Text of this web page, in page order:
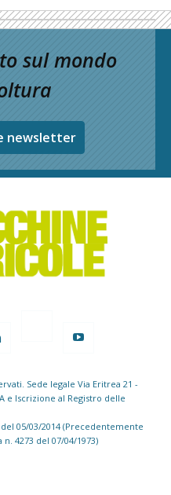
sul mondo
newsletter
Sede legale Via Eritrea 21 -
e Iscrizione al Registro delle
05/03/2014 (Precedentemente
4273 del 07/04/1973)